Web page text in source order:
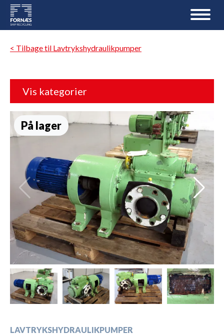
< Tilbage til Lavtrykshydraulikpumper
Vis kategorier
På lager
LAVTRYKSHYDRAULIKPUMPER